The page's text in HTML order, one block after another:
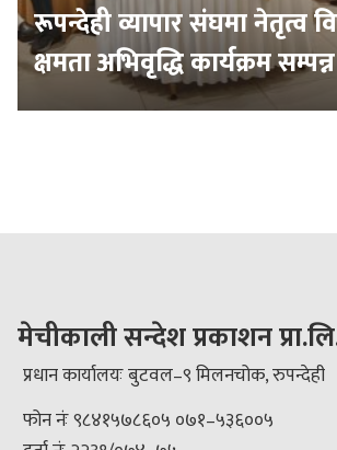
रूपन्देही व्यापार संघमा नेतृत्व
क्षमता अभिवृद्धि कार्यक्रम सम्पन्न
मेचीकाली सन्देश प्रकाशन
प्रधान कार्यालयः बुटवल–९ मिलनचोक, रुपन्देही
फोन नंः ९८४१५७८६०५ ०७१–५३६००५